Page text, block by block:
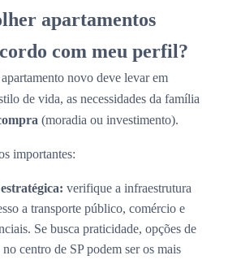
apartamentos
com meu perfil?
novo deve levar em
de vida, as necessidades da família
(moradia ou investimento).
importantes:
verifique a infraestrutura
a transporte público, comércio e
Se busca praticidade, opções de
no centro de SP podem ser os mais